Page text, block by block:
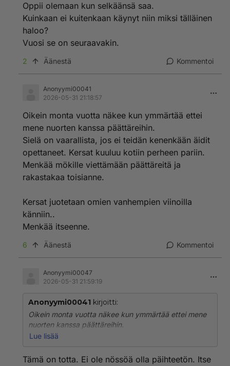
Oppii olemaan kun selkäänsä saa.
Kuinkaan ei kuitenkaan käynyt niin miksi tälläinen
haloo?
Vuosi se on seuraavakin.
2 Äänestä Kommentoi
Anonyymi00041
2026-05-31 21:18:57
Oikein monta vuotta näkee kun ymmärtää ettei
mene nuorten kanssa päättäreihin.
Sielä on vaarallista, jos ei teidän kenenkään äidit
opettaneet. Kersat kuuluu kotiin perheen pariin.
Menkää mökille viettämään päättäreitä ja
rakastakaa toisianne.
Kersat juotetaan omien vanhempien viinoilla
känniin..
Menkää itseenne.
6 Äänestä Kommentoi
Anonyymi00047
2026-05-31 21:59:19
Anonyymi00041 kirjoitti:
Oikein monta vuotta näkee kun ymmärtää ettei mene
nuorten kanssa päättäreihin.
Sielä on vaarallista, jos ei teidän kenenkään äidit
Menkää mökille viettämään päättäreitä ja rakastakaa
Lue lisää
Tämä on totta. Ei ole nössöä olla päihteetön. Itse